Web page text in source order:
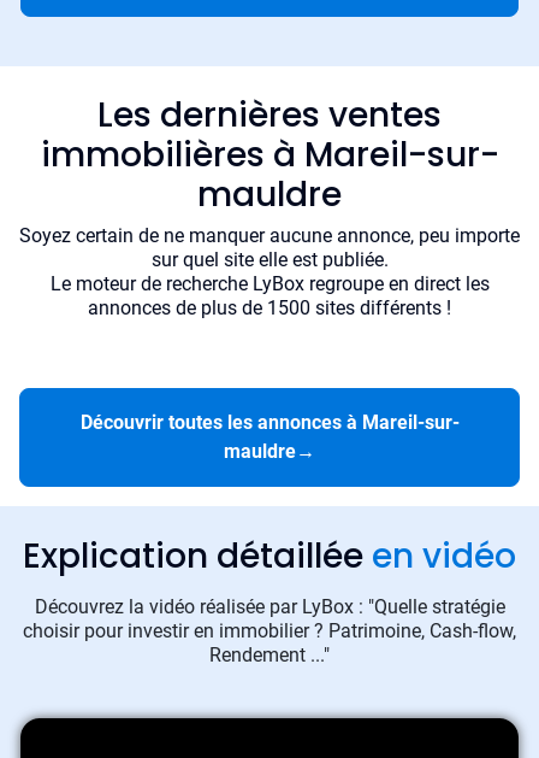
Les dernières ventes
immobilières à Mareil-sur-
mauldre
Soyez certain de ne manquer aucune annonce, peu importe
sur quel site elle est publiée.
Le moteur de recherche LyBox regroupe en direct les
annonces de plus de 1500 sites différents !
Découvrir toutes les annonces à Mareil-sur-
mauldre→
Explication détaillée en vidéo
Découvrez la vidéo réalisée par LyBox : "Quelle stratégie
choisir pour investir en immobilier ? Patrimoine, Cash-flow,
Rendement ..."